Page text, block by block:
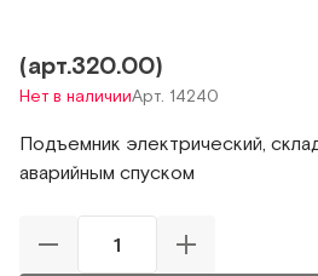
(арт.320.00)
Нет в наличииАрт. 14240
Подъемник электрический,
аварийным спуском